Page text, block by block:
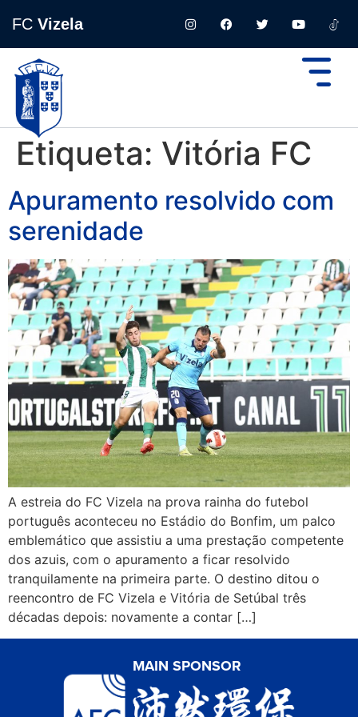
FC Vizela
Etiqueta: Vitória FC
Apuramento resolvido com
serenidade
A estreia do FC Vizela na prova rainha do futebol
português aconteceu no Estádio do Bonfim, um palco
emblemático que assistiu a uma prestação competente
dos azuis, com o apuramento a ficar resolvido
tranquilamente na primeira parte. O destino ditou o
reencontro de FC Vizela e Vitória de Setúbal três
décadas depois: novamente a contar […]
MAIN SPONSOR